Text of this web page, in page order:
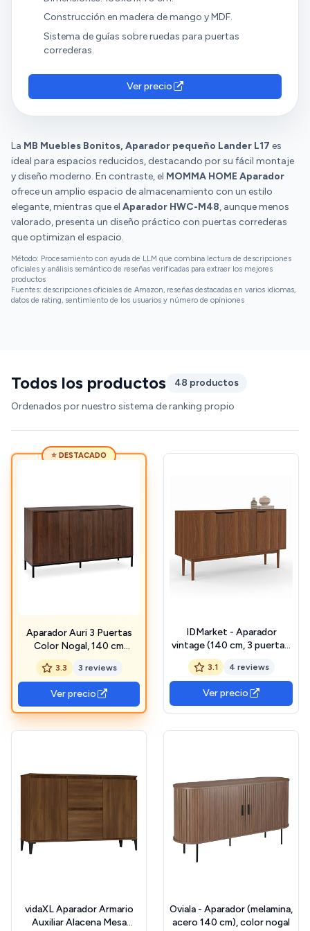
Construcción en madera de mango y MDF.
Sistema de guías sobre ruedas para puertas
correderas.
Ver precio
La MB Muebles Bonitos, Aparador pequeño Lander L17 es
ideal para espacios reducidos, destacando por su fácil montaje
y diseño moderno. En contraste, el MOMMA HOME Aparador
ofrece un amplio espacio de almacenamiento con un estilo
elegante, mientras que el Aparador HWC-M48, aunque menos
valorado, presenta un diseño práctico con puertas correderas
que optimizan el espacio.
Método: Procesamiento con ayuda de LLM que combina lectura de descripciones
oficiales y análisis semántico de reseñas verificadas para extraer los mejores
productos
Fuentes: descripciones oficiales de Amazon, reseñas destacadas en varios idiomas,
datos de rating, sentimiento de los usuarios y número de opiniones
Todos los productos
48 productos
Ordenados por nuestro sistema de ranking propio
⭐ DESTACADO
Aparador Auri 3 Puertas
Color Nogal, 140 cm
(Ancho) 40 cm (Profundo)
80 cm (Altura)
3.3 3 reviews
Ver precio
IDMarket - Aparador
vintage (140 cm, 3 puertas,
efecto nogal
3.1 4 reviews
Ver precio
vidaXL Aparador Armario
Auxiliar Alacena Mesa
Oviala - Aparador (melamina,
acero 140 cm), color nogal